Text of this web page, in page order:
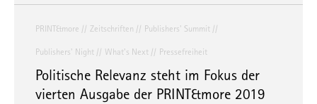
PRINT&more Zeitschriften Publishers' Summit
Publishers' Night What's Next Pressefreiheit
Politische Relevanz steht im Fokus der
vierten Ausgabe der PRINT&more 2019